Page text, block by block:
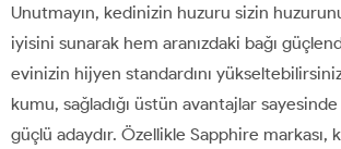
Unutmayın, kedinizin huzuru sizin
iyisini sunarak hem aranızdaki bağı
evinizin hijyen standardını
kumu, sağladığı üstün avantajlar
güçlü adaydır. Özellikle Sapphire markası,